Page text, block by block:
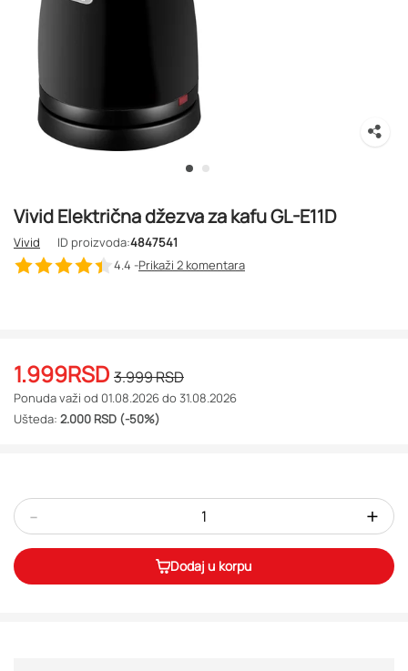
Vivid Električna džezva za kafu GL-E11D
Vivid ID proizvoda:4847541
4.4 -Prikaži 2 komentara
1.999RSD 3.999RSD
Ponuda važi od 01.08.2026 do 31.08.2026
Ušteda: 2.000 RSD (-50%)
- +
Dodaj u korpu